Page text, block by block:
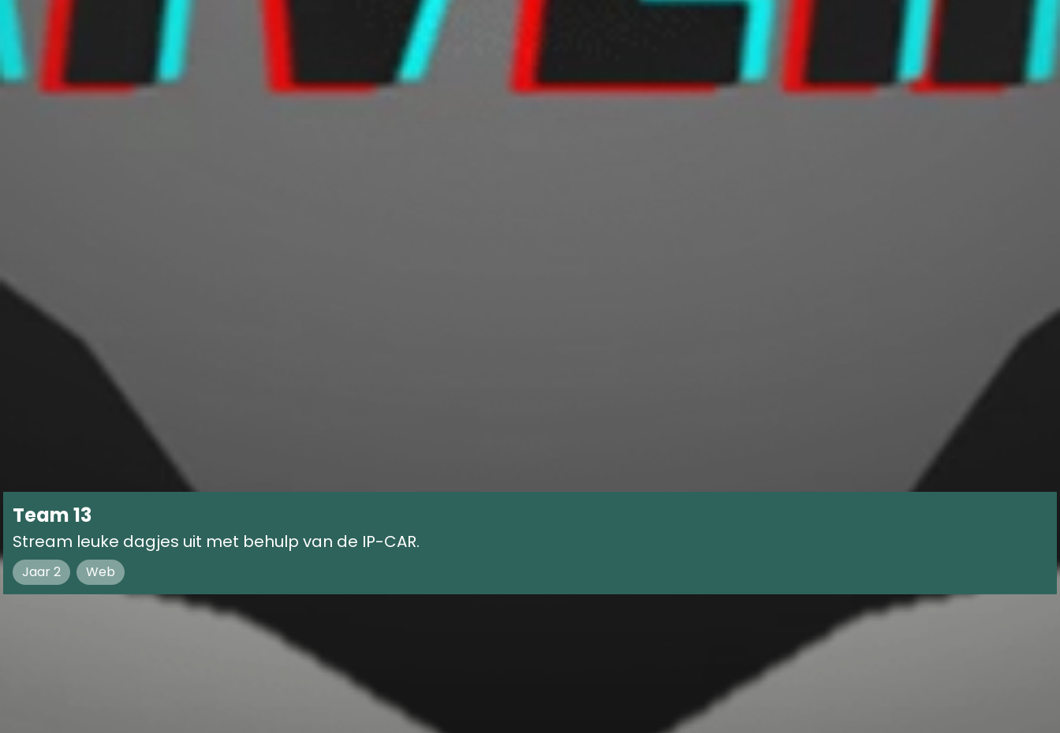
Team 13
Stream leuke dagjes uit met behulp van de IP-CAR.
Jaar 2 Web